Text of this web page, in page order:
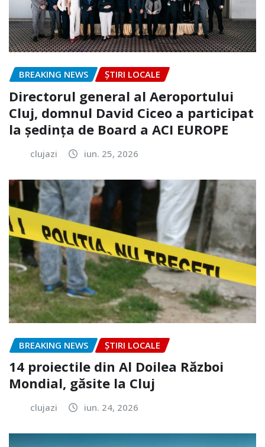
BREAKING NEWS ȘTIRI LOCALE
Directorul general al Aeroportului
Cluj, domnul David Ciceo a participat
la ședința de Board a ACI EUROPE
clujazi iun. 25, 2026
BREAKING NEWS ȘTIRI LOCALE
14 proiectile din Al Doilea Război
Mondial, găsite la Cluj
clujazi iun. 24, 2026